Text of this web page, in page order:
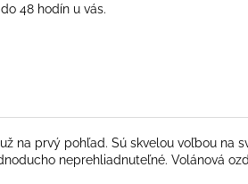
48 hodín u vás.
na prvý pohľad. Sú skvelou voľbou
neprehliadnuteľné. Volánová